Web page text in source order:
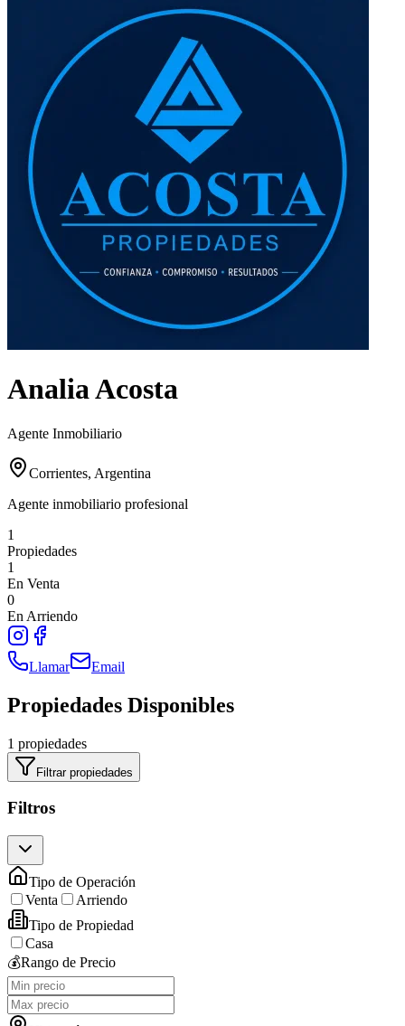
Analia Acosta
Agente Inmobiliario
Corrientes, Argentina
Agente inmobiliario profesional
1
Propiedades
1
En Venta
0
En Arriendo
Llamar Email
Propiedades Disponibles
1 propiedades
Filtrar propiedades
Filtros
Tipo de Operación
Venta
Arriendo
Tipo de Propiedad
Casa
💰Rango de Precio